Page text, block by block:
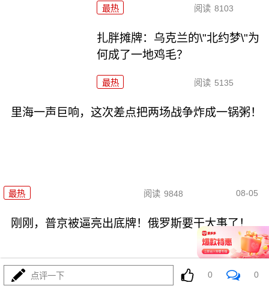
最热 阅读 8103
扎胖摊牌：乌克兰的\"北约梦\"为
何成了一地鸡毛？
最热 阅读 5135
里海一声巨响，这次差点把两场战争炸成一锅粥！
最热 阅读 9848 08-05
刚刚，普京被逼亮出底牌！俄罗斯要干大事了！
点评一下 0 0